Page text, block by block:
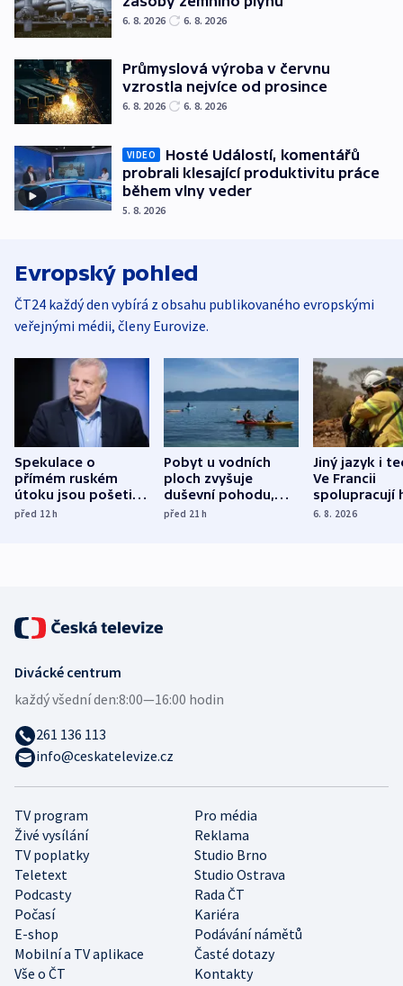
6. 8. 2026 6. 8. 2026
Průmyslová výroba v červnu
vzrostla nejvíce od prosince
6. 8. 2026 6. 8. 2026
VIDEO
Hosté Událostí, komentářů
probrali klesající produktivitu práce
během vlny veder
5. 8. 2026
Evropský pohled
ČT24 každý den vybírá z obsahu publikovaného evropskými
veřejnými médii, členy Eurovize.
Spekulace o
přímém ruském
útoku jsou pošetilé,
míní estonský
před 12h
Pobyt u vodních
ploch zvyšuje
duševní pohodu,
ukázala
před 21h
Jiný jazyk i
Ve Francii
spolupracují
různých zemí
6. 8. 2026
TV program
Pro média
Živé vysílání
Reklama
TV poplatky
Studio Brno
Teletext
Studio Ostrava
Podcasty
Rada ČT
Počasí
Kariéra
E-shop
Podávání námětů
Mobilní a TV aplikace
Časté dotazy
Vše o ČT
Kontakty
Divácké centrum
každý všední den:8:00—16:00 hodin
261 136 113
info@ceskatelevize.cz